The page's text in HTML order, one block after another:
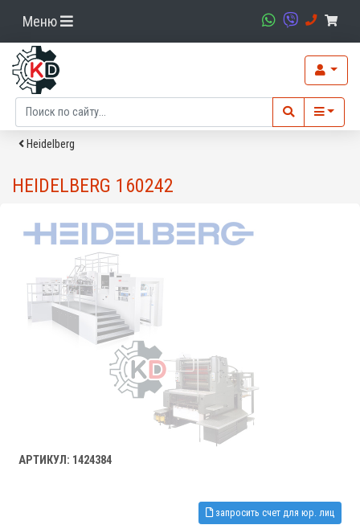
Меню
Heidelberg
HEIDELBERG 160242
АРТИКУЛ: 1424384
запросить счет для юр. лиц